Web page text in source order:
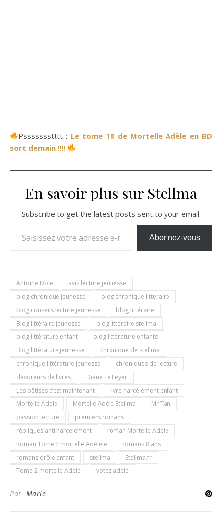
Pssssssstttt : Le tome 18 de Mortelle Adèle en BD
sort demain !!!!
En savoir plus sur Stellma
Subscribe to get the latest posts sent to your email.
Saisissez votre adresse e-mail…
Abonnez-vous
Antoine Dole
avis lecture jeunesse
blog chronique jeunesse
blog chronique litteraire
blog conseils lecture jeunesse
blog littéraire
Blog littéraire jeunesse
blog littéraire stellma
blog littérature enfant
blog littérature enfants
Blog littérature jeunesse
chronique de stellma
chronique littérature jeunesse
chroniques de lecture
devoreurs de livres
Diane Le Feyer
Les bêtises c’est maintenant
livre harcèlement enfant
Mortelle Adèle
Mortelle Adèle Stellma
Mr Tan
passion lecture
premiers romans
répliques anti harcelement
roman Mortelle Adèle
Roman Tome 2 mortelle Adèlele
romans 8 ans
romans drôle enfant
stellma
Stellma.fr
Tome 2 mortelle Adèle
votez adèle
Par Marie